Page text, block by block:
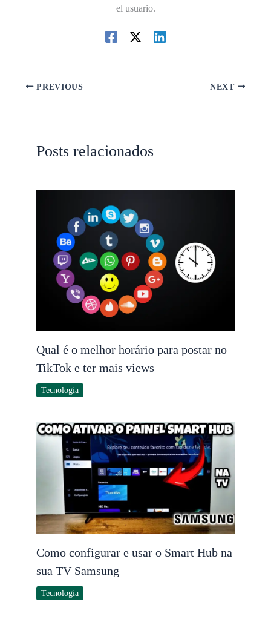
el usuario.
PREVIOUS NEXT
Posts relacionados
Qual é o melhor horário para postar no
TikTok e ter mais views
Tecnologia
Como configurar e usar o Smart Hub na
sua TV Samsung
Tecnologia